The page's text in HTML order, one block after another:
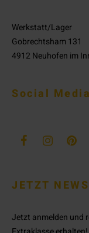
Werkstatt/Lager
Gobrechtsham 131
4912 Neuhofen im
Social
JETZT
Jetzt anmelden und